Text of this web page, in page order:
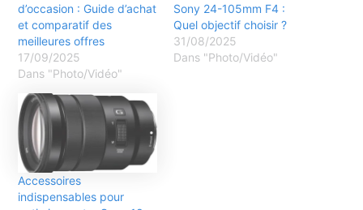
d’occasion : Guide d’achat
et comparatif des
meilleures offres
17/09/2025
Dans "Photo/Vidéo"
Sony 24-105mm F4 :
Quel objectif choisir ?
31/08/2025
Dans "Photo/Vidéo"
Accessoires
indispensables pour